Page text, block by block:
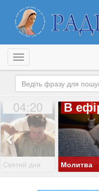
Toggle navigation
04:20
Святий дня
В
Молитва